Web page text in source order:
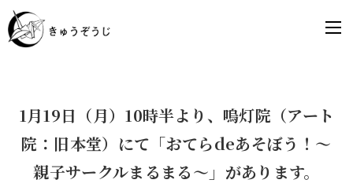
1月19日（月）10時半より、嗚灯院（アート
院：旧本堂）にて「おてらdeあそぼう！～
親子サークルまるまる～」があります。